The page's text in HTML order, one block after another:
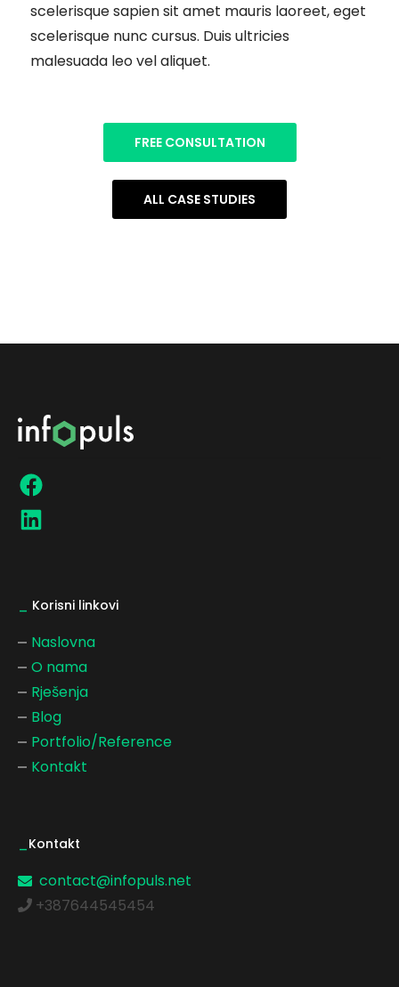
scelerisque sapien sit amet mauris laoreet, eget
scelerisque nunc cursus. Duis ultricies
malesuada leo vel aliquet.
FREE CONSULTATION
ALL CASE STUDIES
Korisni linkovi
Naslovna
O nama
Rješenja
Blog
Portfolio/Reference
Kontakt
Kontakt
contact@infopuls.net
+387644545454